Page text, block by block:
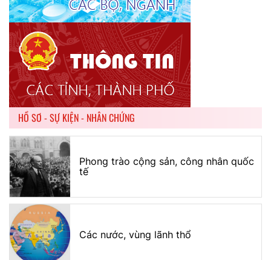
HỒ SƠ - SỰ KIỆN - NHÂN CHỨNG
Phong trào cộng sản, công nhân quốc
tế
Các nước, vùng lãnh thổ